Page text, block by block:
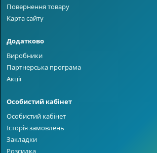
Повернення товару
Карта сайту
Додатково
Виробники
Партнерська програма
Акції
Особистий кабінет
Особистий кабінет
Історія замовлень
Закладки
Розсилка